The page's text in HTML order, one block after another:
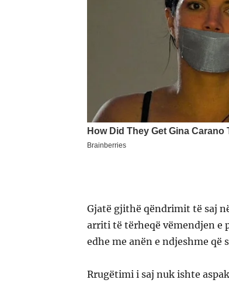
Gjatë gjithë qëndrimit të saj
arriti të tërheqë vëmendjen e
edhe me anën e ndjeshme që
Rrugëtimi i saj nuk ishte